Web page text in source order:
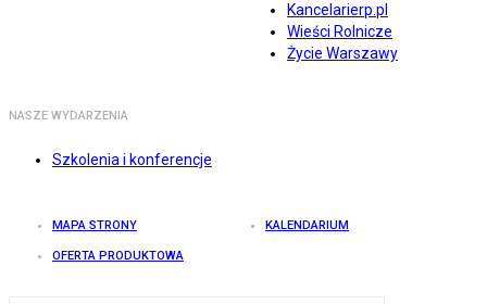
Kancelarierp.pl
Wieści Rolnicze
Życie Warszawy
NASZE WYDARZENIA
Szkolenia i konferencje
MAPA STRONY KALENDARIUM
OFERTA PRODUKTOWA